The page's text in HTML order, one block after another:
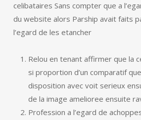
celibataires Sans compter que a
du website alors Parship avait faits
l’egard de les etancher
Relou en tenant affirmer que la
si proportion d’un comparatif
disposition avec voit serieux
de la image amelioree ensuite
Profession a l’egard de